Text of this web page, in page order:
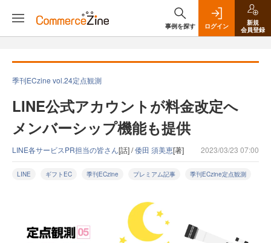
事例を探す ログイン
新規
会員登録
季刊ECzine vol.24定点観測
LINE公式アカウントが料金改定へ
メンバーシップ機能も提供
LINE各サービスPR担当の皆さん[話] /倭田 須美恵[著] 2023/03/23 07:00
LINE ギフトEC 季刊ECzine プレミアム記事 季刊ECzine定点観測